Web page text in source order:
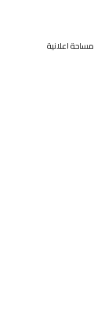
مساحة اعلانية